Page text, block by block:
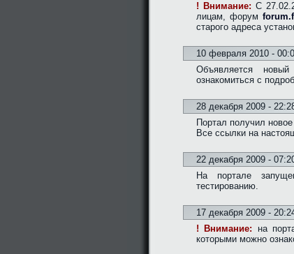
! Внимание: C
лицам, форум
старого адреса
10 февраля 2010 -
Объявляется
ознакомиться с
28 декабря 2009 -
Портал получил
Все ссылки на
22 декабря 2009 -
На портале
тестированию.
17 декабря 2009 -
! Внимание: на
которыми можно